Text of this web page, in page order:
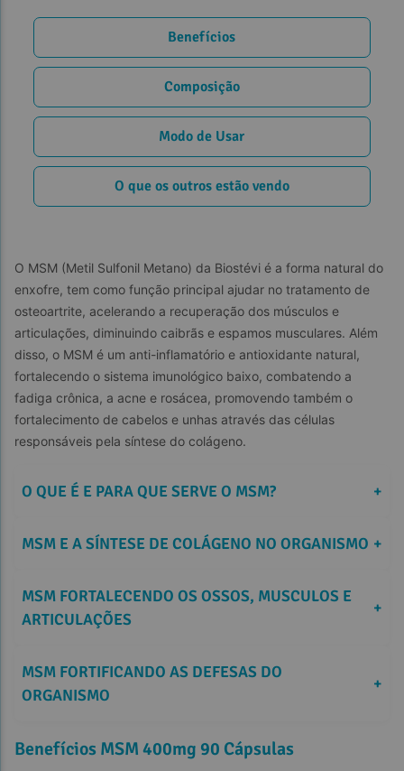
Benefícios
Composição
Modo de Usar
O que os outros estão vendo
O MSM (Metil Sulfonil Metano) da Biostévi é a forma natural do
enxofre, tem como função principal ajudar no tratamento de
osteoartrite, acelerando a recuperação dos músculos e
articulações, diminuindo caibrãs e espamos musculares. Além
disso, o MSM é um anti-inflamatório e antioxidante natural,
fortalecendo o sistema imunológico baixo, combatendo a
fadiga crônica, a acne e rosácea, promovendo também o
fortalecimento de cabelos e unhas através das células
responsáveis pela síntese do colágeno.
O QUE É E PARA QUE SERVE O MSM? +
MSM E A SÍNTESE DE COLÁGENO NO ORGANISMO +
MSM FORTALECENDO OS OSSOS, MUSCULOS E
ARTICULAÇÕES
+
MSM FORTIFICANDO AS DEFESAS DO
ORGANISMO
+
Benefícios MSM 400mg 90 Cápsulas